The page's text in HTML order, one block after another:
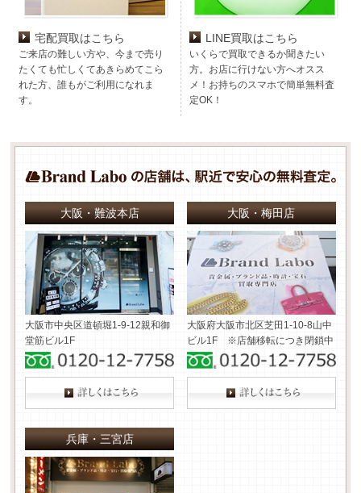
宅配買取はこちら
ご来店の難しい方や、今まで売り
たくても忙しくてあきらめてこら
れた方、誰もがご利用になれま
す。
LINE買取はこちら
いくらで買取できるか聞きたい
方。お店に行けない方へオスス
メ！お持ちのスマホで簡単無料査
定OK！
大阪・難波本店
大阪市中央区道頓堀1-9-12親和御
堂筋ビル1F
大阪・梅田店
大阪府大阪市北区芝田1-10-8山中
ビル1F ※店舗移転につき閉鎖中
兵庫・三宮店